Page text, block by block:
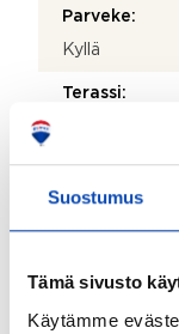
Suostumus
Tämä sivusto
Käytämme
Parveke:
Kyllä
Terassi:
Lisätietoja
Katettu
Lämmin
Kohteessa